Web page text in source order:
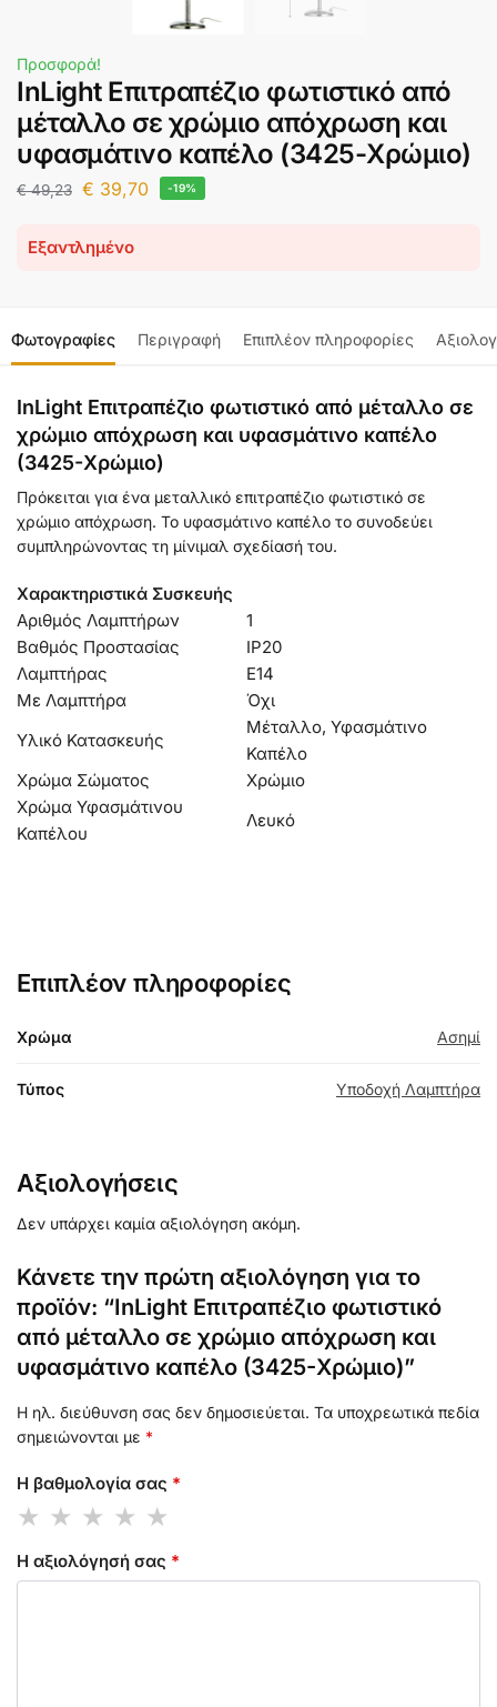
Προσφορά!
InLight Επιτραπέζιο φωτιστικό από
μέταλλο σε χρώμιο απόχρωση και
υφασμάτινο καπέλο (3425-Χρώμιο)
€49,23 € 39,70 -19%
Εξαντλημένο
Φωτογραφίες Περιγραφή Επιπλέον πληροφορίες
InLight Επιτραπέζιο φωτιστικό από μέταλλο σε
χρώμιο απόχρωση και υφασμάτινο καπέλο
(3425-Χρώμιο)
Πρόκειται για ένα μεταλλικό επιτραπέζιο φωτιστικό σε
χρώμιο απόχρωση. Το υφασμάτινο καπέλο το συνοδεύει
συμπληρώνοντας τη μίνιμαλ σχεδίασή του.
Χαρακτηριστικά Συσκευής
Αριθμός Λαμπτήρων
1
Βαθμός Προστασίας
IP20
Λαμπτήρας
Ε14
Με Λαμπτήρα
Όχι
Υλικό Κατασκευής
Μέταλλο, Υφασμάτινο
Καπέλο
Χρώμα Σώματος
Χρώμιο
Χρώμα Υφασμάτινου
Καπέλου
Λευκό
Επιπλέον πληροφορίες
Χρώμα Ασημί
Τύπος Υποδοχή Λαμπτήρα
Αξιολογήσεις
Δεν υπάρχει καμία αξιολόγηση ακόμη.
Κάνετε την πρώτη αξιολόγηση για το
προϊόν: “InLight Επιτραπέζιο φωτιστικό
από μέταλλο σε χρώμιο απόχρωση και
υφασμάτινο καπέλο (3425-Χρώμιο)”
Η ηλ. διεύθυνση σας δεν δημοσιεύεται. Τα υποχρεωτικά πεδία
σημειώνονται με *
Η βαθμολογία σας *
Η αξιολόγησή σας *